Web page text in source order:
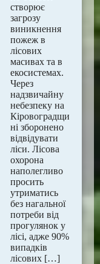
створює
загрозу
виникнення
пожеж в
лісових
масивах та в
екосистемах.
Через
надзвичайну
небезпеку на
Кіровоградщи
ні зборонено
відвідувати
ліси. Лісова
охорона
наполегливо
пpосить
утpиматись
без нагальної
потреби від
пpогулянок у
лісі, адже 90%
випадків
лісових […]